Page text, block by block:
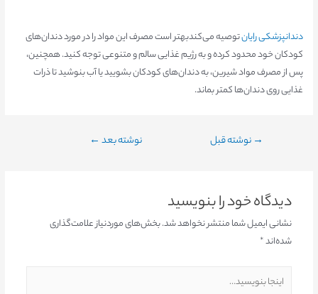
دندانپزشکی رایانتوصیه می‌کندبهتر است مصرف این مواد را در مورد دندان‌های
کودکان خود محدود کرده و به رژیم غذایی سالم و متنوعی توجه کنید. همچنین،
پس از مصرف مواد شیرین، به دندان‌های کودکان بشویید یا آب بنوشید تا ذرات
غذایی روی دندان‌ها کمتر بماند.
→ نوشته قبل نوشته بعد ←
دیدگاه‌ خود را بنویسید
نشانی ایمیل شما منتشر نخواهد شد.بخش‌های موردنیاز علامت‌گذاری
شده‌اند*